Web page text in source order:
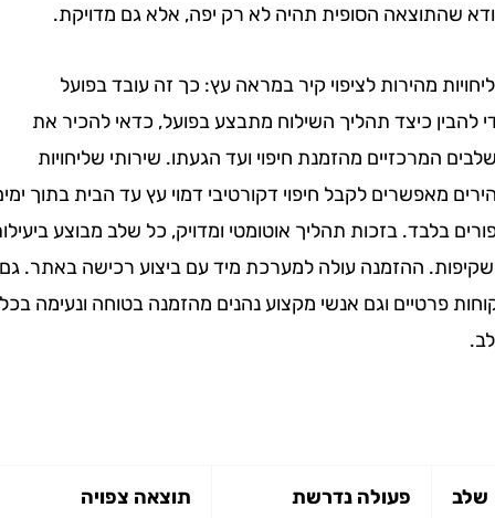
הסופית תהיה לא רק יפה, אלא גם מדויקת.
מהירות לציפוי קיר במראה עץ: כך זה עובד בפועל
כיצד תהליך השילוח מתבצע בפועל, כדאי להכיר את
המרכזיים מהזמנת חיפוי ועד הגעתו. שירותי שליחויות
מאפשרים לקבל חיפוי דקורטיבי דמוי עץ עד הבית בתוך ימים
בלבד. בזכות תהליך אוטומטי ומדויק, כל שלב מבוצע ביעילות
ההזמנה עולה למערכת מיד עם ביצוע רכישה באתר. גם
פרטיים וגם אנשי מקצוע נהנים מהזמנה בטוחה ונעימה בכל
פעולה נדרשת תוצאה צפויה